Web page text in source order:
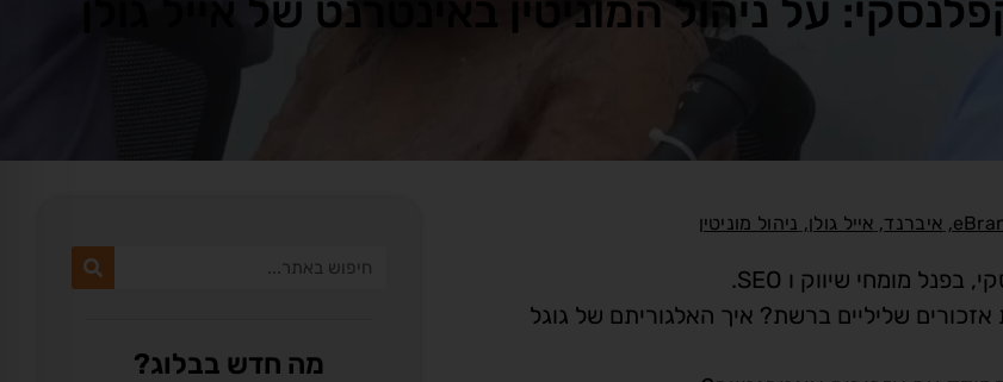
, איברנד, אייל גולן, ניהול מוניטין
שליליים ברשת? איך האלגוריתם של גוגל
מה חדש בבלוג?